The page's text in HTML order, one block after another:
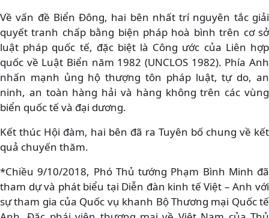
Về vấn đề Biển Đông, hai bên nhất trí nguyên tắc giải
quyết tranh chấp bằng biện pháp hoà bình trên cơ sở
luật pháp quốc tế, đặc biệt là Công ước của Liên hợp
quốc về Luật Biển năm 1982 (UNCLOS 1982). Phía Anh
nhấn mạnh ủng hộ thượng tôn pháp luật, tự do, an
ninh, an toàn hàng hải và hàng không trên các vùng
biển quốc tế và đại dương.
Kết thúc Hội đàm, hai bên đã ra Tuyên bố chung về kết
quả chuyến thăm.
*Chiều 9/10/2018, Phó Thủ tướng Phạm Bình Minh đã
tham dự và phát biểu tại Diễn đàn kinh tế Việt – Anh với
sự tham gia của Quốc vụ khanh Bộ Thương mại Quốc tế